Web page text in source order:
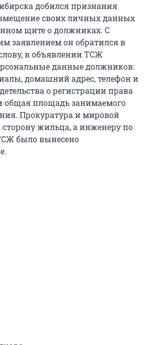
добился признания
своих личных данных
щите о должниках. С
заявлением он обратился в
в объявлении ТСЖ
данные должников:
домашний адрес, телефон и
о регистрации права
общая площадь занимаемого
Прокуратура и мировой
сторону жильца, а инженеру по
было вынесено